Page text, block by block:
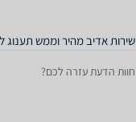
שירות אדיב מהיר וממש
חוות הדעת עזרה לכם?